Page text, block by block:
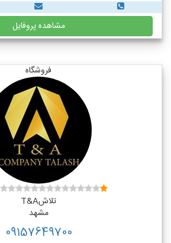
مشاهده پروفایل
فروشگاه
تلاشT&A
مشهد
09157649700